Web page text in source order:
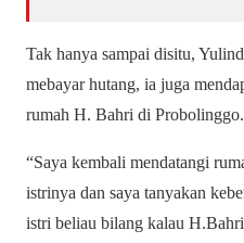
Tak hanya sampai disitu,
mebayar hutang, ia juga
rumah H. Bahri di Probolinggo.
“Saya kembali mendatangi
istrinya dan saya tanyakan
istri beliau bilang kalau